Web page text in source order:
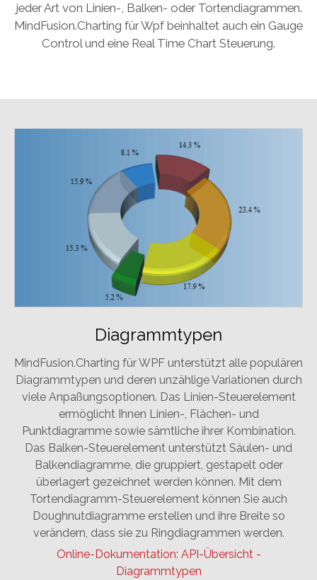
jeder Art von Linien-, Balken- oder Tortendiagrammen.
MindFusion.Charting für Wpf beinhaltet auch ein Gauge
Control und eine Real Time Chart Steuerung.
Diagrammtypen
MindFusion.Charting für WPF unterstützt alle populären
Diagrammtypen und deren unzählige Variationen durch
viele Anpaßungsoptionen. Das Linien-Steuerelement
ermöglicht Ihnen Linien-, Flächen- und
Punktdiagramme sowie sämtliche ihrer Kombination.
Das Balken-Steuerelement unterstützt Säulen- und
Balkendiagramme, die gruppiert, gestapelt oder
überlagert gezeichnet werden können. Mit dem
Tortendiagramm-Steuerelement können Sie auch
Doughnutdiagramme erstellen und ihre Breite so
verändern, dass sie zu Ringdiagrammen werden.
Online-Dokumentation: API-Übersicht -
Diagrammtypen